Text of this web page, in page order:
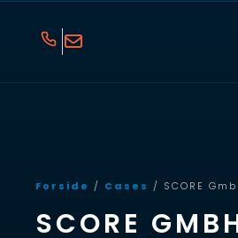
Forside / Cases / SCORE
SCORE